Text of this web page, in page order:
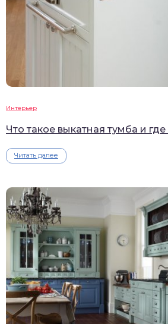
Интерьер
Что такое выкатная тумба и
Читать далее